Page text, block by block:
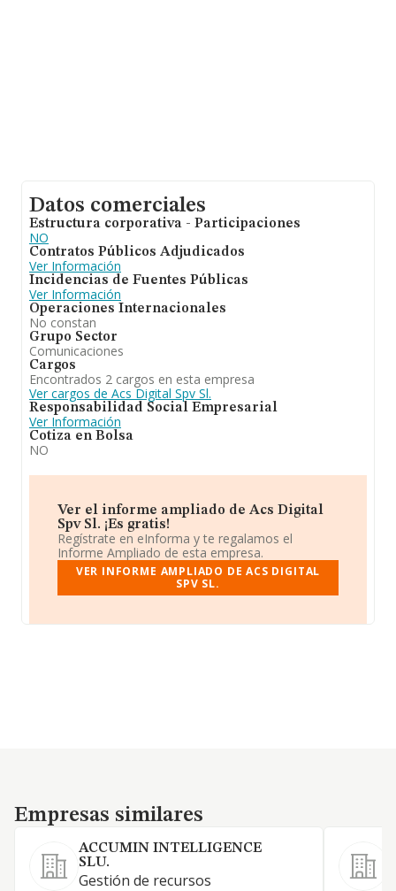
Datos comerciales
Estructura corporativa - Participaciones
NO
Contratos Públicos Adjudicados
Ver Información
Incidencias de Fuentes Públicas
Ver Información
Operaciones Internacionales
No constan
Grupo Sector
Comunicaciones
Cargos
Encontrados 2 cargos en esta empresa
Ver cargos de Acs Digital Spv Sl.
Responsabilidad Social Empresarial
Ver Información
Cotiza en Bolsa
NO
Ver el informe ampliado de Acs Digital
Spv Sl. ¡Es gratis!
Regístrate en eInforma y te regalamos el
Informe Ampliado de esta empresa.
VER INFORME AMPLIADO DE ACS DIGITAL
SPV SL.
Empresas similares
Empresas similares
ACCUMIN INTELLIGENCE
SLU.
Gestión de recursos